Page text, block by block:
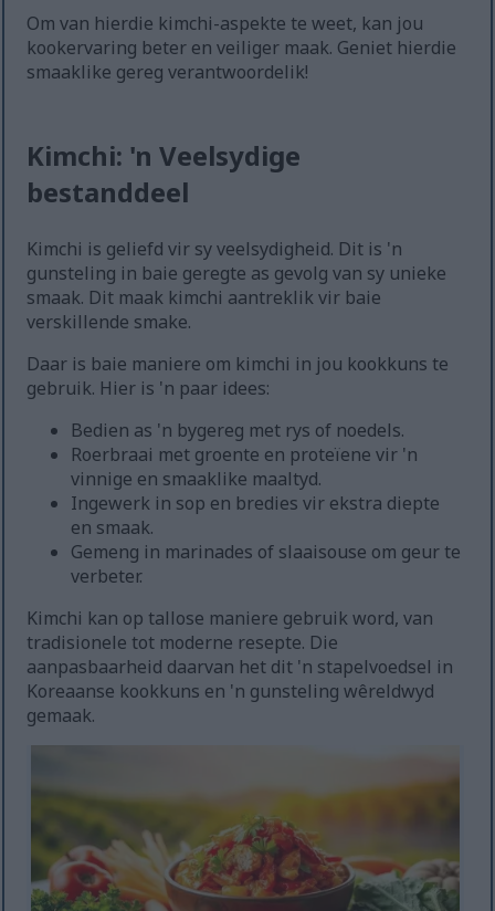
Om van hierdie kimchi-aspekte te weet, kan jou
kookervaring beter en veiliger maak. Geniet hierdie
smaaklike gereg verantwoordelik!
Kimchi: 'n Veelsydige
bestanddeel
Kimchi is geliefd vir sy veelsydigheid. Dit is 'n
gunsteling in baie geregte as gevolg van sy unieke
smaak. Dit maak kimchi aantreklik vir baie
verskillende smake.
Daar is baie maniere om kimchi in jou kookkuns te
gebruik. Hier is 'n paar idees:
Bedien as 'n bygereg met rys of noedels.
Roerbraai met groente en proteïene vir 'n
vinnige en smaaklike maaltyd.
Ingewerk in sop en bredies vir ekstra diepte
en smaak.
Gemeng in marinades of slaaisouse om geur te
verbeter.
Kimchi kan op tallose maniere gebruik word, van
tradisionele tot moderne resepte. Die
aanpasbaarheid daarvan het dit 'n stapelvoedsel in
Koreaanse kookkuns en 'n gunsteling wêreldwyd
gemaak.